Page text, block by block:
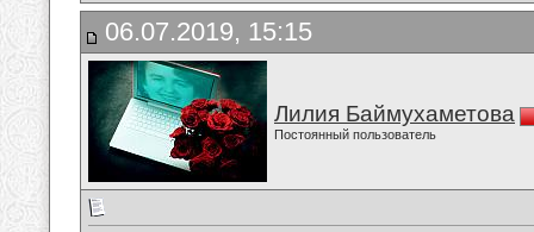
06.07.2019, 15:15
Лилия Баймухаметова
Постоянный пользователь